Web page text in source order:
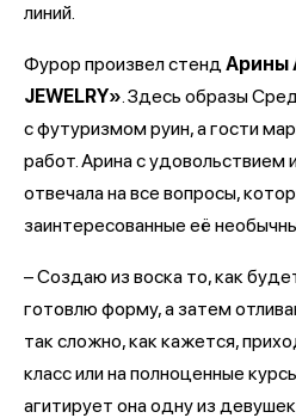
линий.
Фурор произвел стендАрины
JEWELRY». Здесь образы
с футуризмом руин, а гости
работ. Арина с
отвечала на все вопросы,
заинтересованные её
– Создаю из воска то, как
готовлю форму, а затем
так сложно, как кажется,
класс или на полноценные
агитирует она одну из